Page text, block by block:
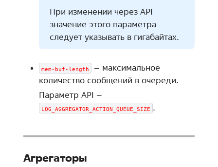
При изменении через API
значение этого параметра
следует указывать в гигабайтах.
mem-buf-length
– максимальное
количество сообщений в очереди.
Параметр API –
LOG_AGGREGATOR_ACTION_QUEUE_SIZE .
Агрегаторы